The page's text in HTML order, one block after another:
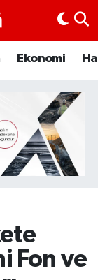
Ekonomi
Fon ve